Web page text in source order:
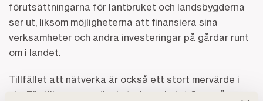
förutsättningarna för lantbruket och landsbygderna
ser ut, liksom möjligheterna att finansiera sina
verksamheter och andra investeringar på gårdar runt
om i landet.
Tillfället att nätverka är också ett stort mervärde i
sig. För tillsammans är vi starka och det finns så